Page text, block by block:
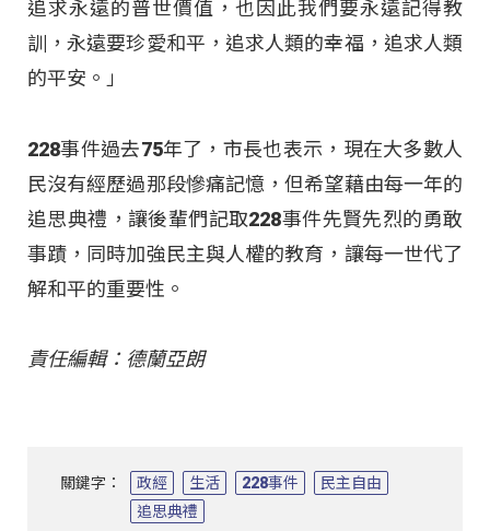
追求永遠的普世價值，也因此我們要永遠記得教
訓，永遠要珍愛和平，追求人類的幸福，追求人類
的平安。」
228事件過去75年了，市長也表示，現在大多數人
民沒有經歷過那段慘痛記憶，但希望藉由每一年的
追思典禮，讓後輩們記取228事件先賢先烈的勇敢
事蹟，同時加強民主與人權的教育，讓每一世代了
解和平的重要性。
責任編輯：德蘭亞朗
關鍵字： 政經 生活 228事件
民主自由
追思典禮